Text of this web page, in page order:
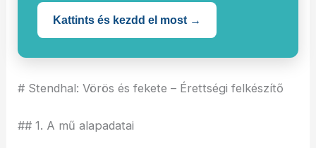
Kattints és kezdd el most →
# Stendhal: Vörös és fekete – Érettségi felkészítő
## 1. A mű alapadatai